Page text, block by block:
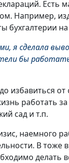
Есть
Например,
бухгалтерии
я сделала
бы
избавиться
работать
сад и т.п.
наемного
В
делать